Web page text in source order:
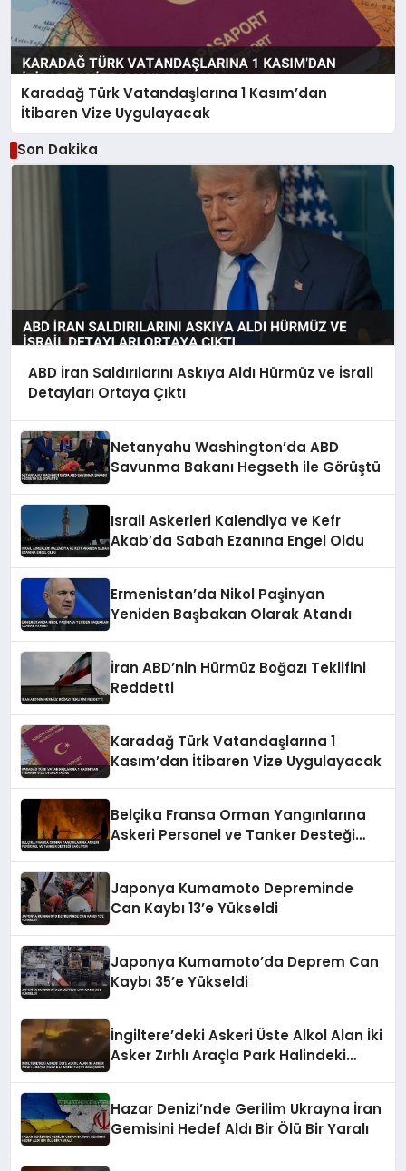
Karadağ Türk Vatandaşlarına 1 Kasım’dan
İtibaren Vize Uygulayacak
Son Dakika
ABD İran Saldırılarını Askıya Aldı Hürmüz ve İsrail
Detayları Ortaya Çıktı
Netanyahu Washington’da ABD
Savunma Bakanı Hegseth ile Görüştü
Israil Askerleri Kalendiya ve Kefr
Akab’da Sabah Ezanına Engel Oldu
Ermenistan’da Nikol Paşinyan
Yeniden Başbakan Olarak Atandı
İran ABD’nin Hürmüz Boğazı Teklifini
Reddetti
Karadağ Türk Vatandaşlarına 1
Kasım’dan İtibaren Vize Uygulayacak
Belçika Fransa Orman Yangınlarına
Askeri Personel ve Tanker Desteği
Japonya Kumamoto Depreminde
Can Kaybı 13’e Yükseldi
Japonya Kumamoto’da Deprem Can
Kaybı 35’e Yükseldi
İngiltere’deki Askeri Üste Alkol Alan İki
Asker Zırhlı Araçla Park Halindeki
Hazar Denizi’nde Gerilim Ukrayna İran
Gemisini Hedef Aldı Bir Ölü Bir Yaralı